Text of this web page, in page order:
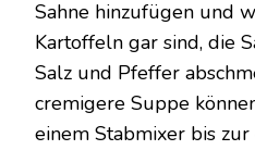
Sahne hinzufügen und
Kartoffeln gar sind, die
Salz und Pfeffer
cremigere Suppe
einem Stabmixer bis